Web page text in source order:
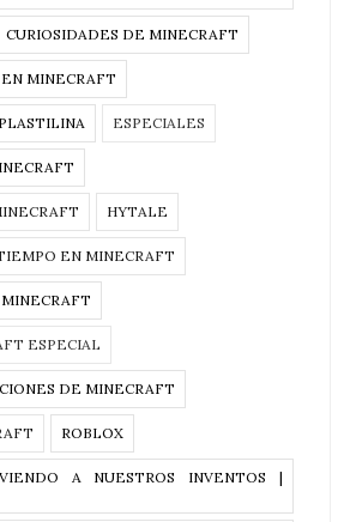
CURIOSIDADES DE MINECRAFT
MINECRAFT
ESPECIALES
HYTALE
EN MINECRAFT
ESPECIAL
DE MINECRAFT
ROBLOX
A NUESTROS INVENTOS |